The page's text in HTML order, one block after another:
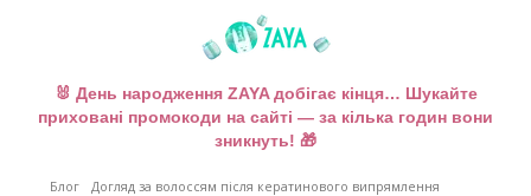
🐰 День народження ZAYA добігає кінця… Шукайте
приховані промокоди на сайті — за кілька годин вони
зникнуть! 🎁
Блог Догляд за волоссям після кератинового випрямлення